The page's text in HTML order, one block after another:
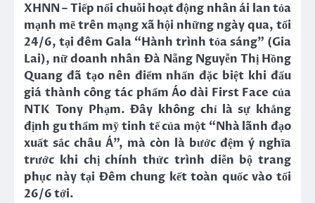
XHNN – Tiếp nối chuỗi hoạt động nhân ái lan tỏa
mạnh mẽ trên mạng xã hội những ngày qua, tối
24/6, tại đêm Gala “Hành trình tỏa sáng” (Gia
Lai), nữ doanh nhân Đà Nẵng Nguyễn Thị Hồng
Quang đã tạo nên điểm nhấn đặc biệt khi đấu
giá thành công tác phẩm Áo dài First Face của
NTK Tony Phạm. Đây không chỉ là sự khẳng
định gu thẩm mỹ tinh tế của một “Nhà lãnh đạo
xuất sắc châu Á”, mà còn là bước đệm ý nghĩa
trước khi chị chính thức trình diễn bộ trang
phục này tại Đêm chung kết toàn quốc vào tối
26/6 tới.